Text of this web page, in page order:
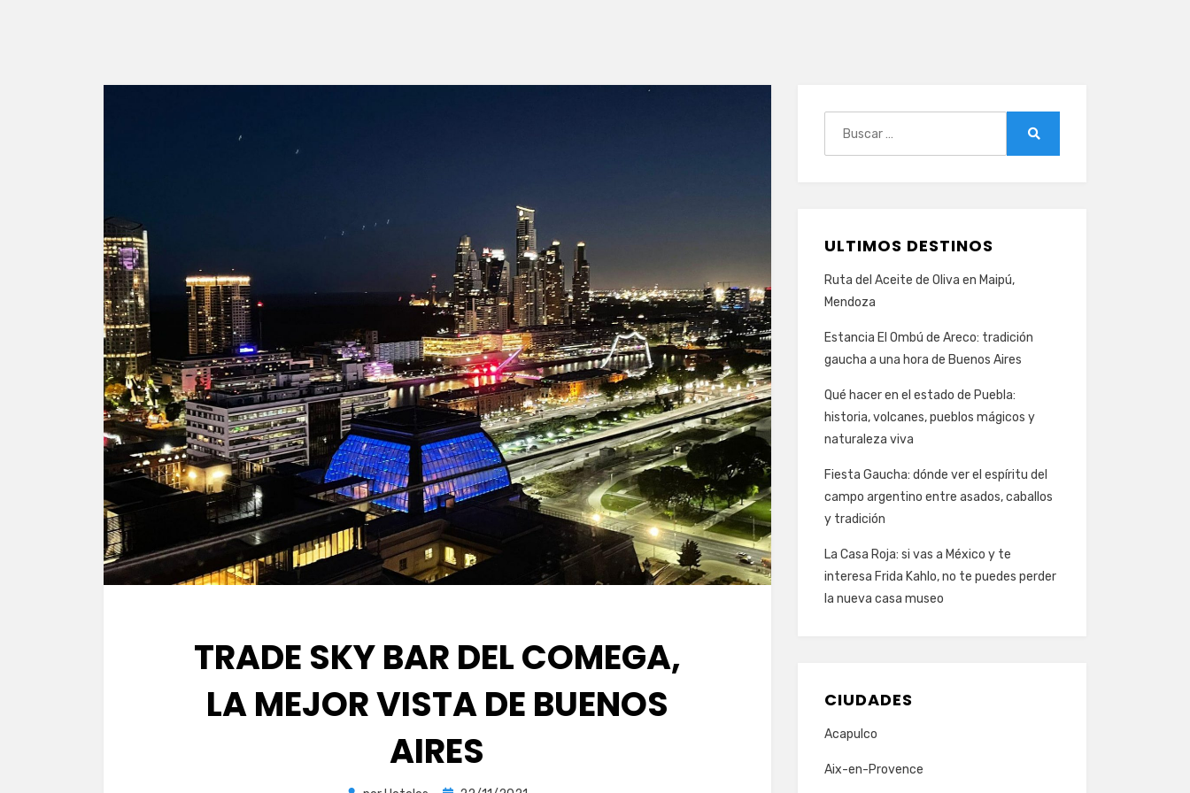
TRADE SKY BAR DEL COMEGA,
LA MEJOR VISTA DE BUENOS
AIRES
ULTIMOS DESTINOS
Ruta del Aceite de Oliva en Maipú,
Mendoza
Estancia El Ombú de Areco: tradición
gaucha a una hora de Buenos Aires
Qué hacer en el estado de Puebla:
historia, volcanes, pueblos mágicos y
naturaleza viva
Fiesta Gaucha: dónde ver el espíritu del
campo argentino entre asados, caballos
y tradición
La Casa Roja: si vas a México y te
interesa Frida Kahlo, no te puedes perder
la nueva casa museo
CIUDADES
Acapulco
Aix-en-Provence